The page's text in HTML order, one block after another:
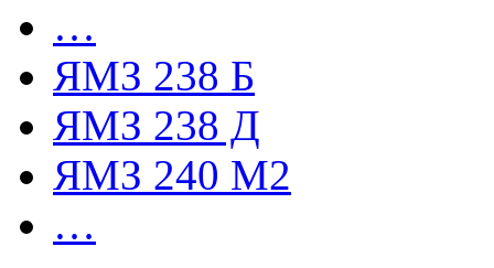
…
ЯМЗ 238 Б
ЯМЗ 238 Д
ЯМЗ 240 М2
…